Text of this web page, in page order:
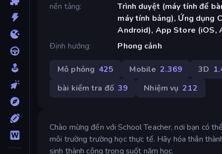
nền tảng
Trình duyệt (máy tính để
máy tính bảng), Ứng dụng
Android), App Store (iOS,
Định hướng
Phong cảnh
Mô phỏng 425 Mobile 2.369 3D
bài kiểm tra đố 39 Nhiệm vụ 212
Chào mừng đến với School Teacher, nơi bạn có
môi trường trường học thực tế. Hãy hóa thân
sinh thành công trong suốt năm học.